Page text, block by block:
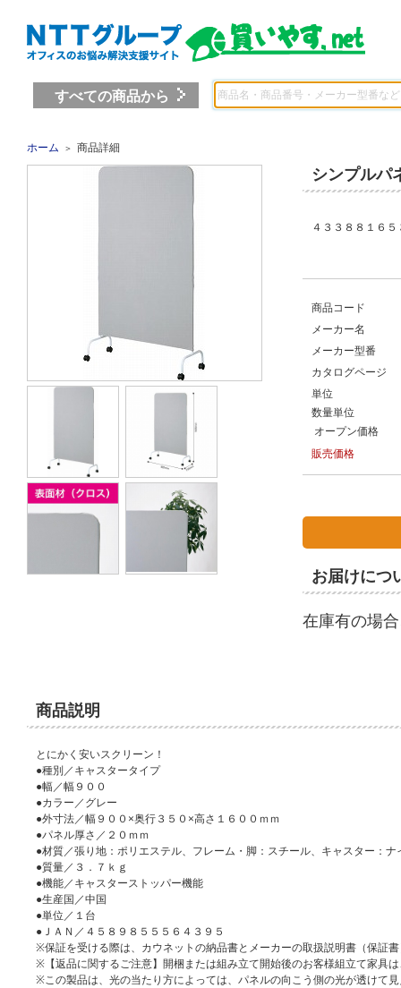
すべての商品から
ホーム ＞ 商品詳細
シンプル
４３３８８１６
商品コード
メーカー名
メーカー型番
カタログページ
単位
数量単位
オープン価格
販売価格
お届けにつ
在庫有の場
商品説明
とにかく安いスクリーン！
●種別／キャスタータイプ
●幅／幅９００
●カラー／グレー
●外寸法／幅９００×奥行３５０×高さ１６００ｍｍ
●パネル厚さ／２０ｍｍ
●材質／張り地：ポリエステル、フレーム・脚：スチール、キャスター：ナ
●質量／３．７ｋｇ
●機能／キャスターストッパー機能
●生産国／中国
●単位／１台
●ＪＡＮ／４５８９８５５５６４３９５
※保証を受ける際は、カウネットの納品書とメーカーの取扱説明書（保証
※【返品に関するご注意】開梱または組み立て開始後のお客様組立て家具
※この製品は、光の当たり方によっては、パネルの向こう側の光が透けて